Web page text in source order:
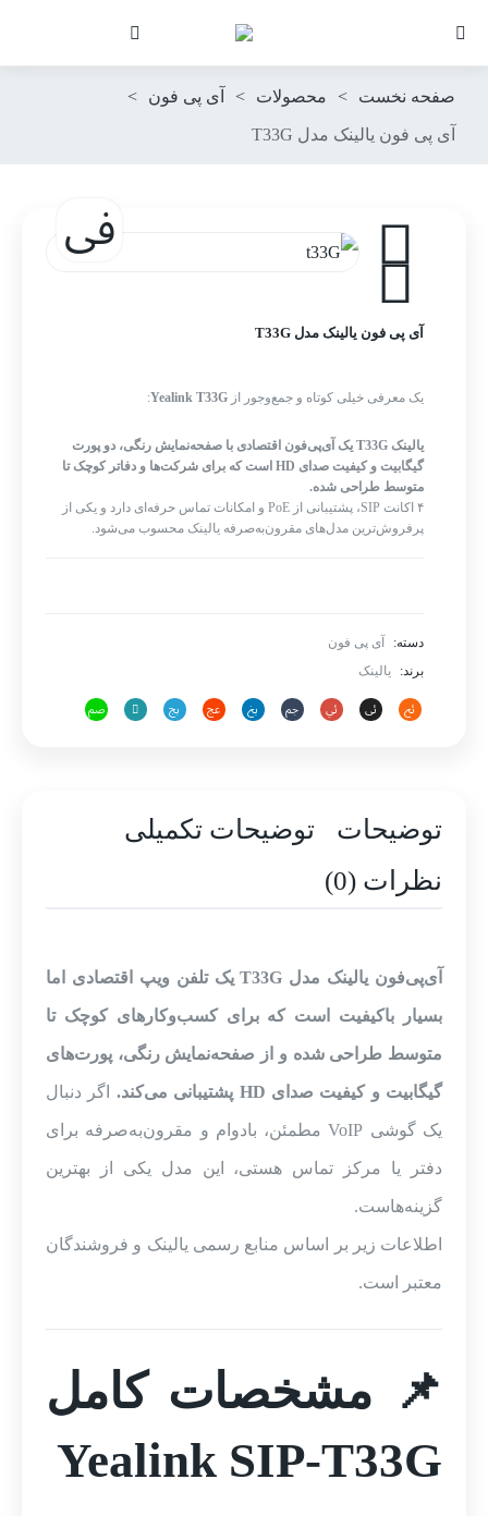
صفحه نخست > محصولات > آی پی فون >
آی پی فون یالینک مدل T33G
آی پی فون یالینک مدل T33G
یک معرفی خیلی کوتاه و جمع‌وجور از Yealink T33G
:
یالینک T33G یک آی‌پی‌فون اقتصادی با صفحه‌نمایش رنگی، دو پورت
گیگابیت و کیفیت صدای HD است که برای شرکت‌ها و دفاتر کوچک تا
متوسط طراحی شده.
۴ اکانت SIP، پشتیبانی از PoE و امکانات تماس حرفه‌ای دارد و یکی از
پرفروش‌ترین مدل‌های مقرون‌به‌صرفه یالینک محسوب می‌شود.
دسته:
آی پی فون
برند:
یالینک
توضیحات
توضیحات تکمیلی
نظرات (0)
آی‌پی‌فون یالینک مدل T33G یک تلفن ویپ اقتصادی اما
بسیار باکیفیت است که برای کسب‌وکارهای کوچک تا
متوسط طراحی شده و از صفحه‌نمایش رنگی، پورت‌های
گیگابیت و کیفیت صدای HD پشتیبانی می‌کند. اگر دنبال
یک گوشی VoIP مطمئن، بادوام و مقرون‌به‌صرفه برای
دفتر یا مرکز تماس هستی، این مدل یکی از بهترین
گزینه‌هاست.
اطلاعات زیر بر اساس منابع رسمی یالینک و فروشندگان
معتبر است.
📌 مشخصات کامل
Yealink SIP‑T33G